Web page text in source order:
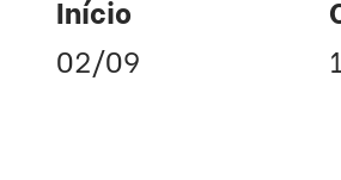
Início
02/09